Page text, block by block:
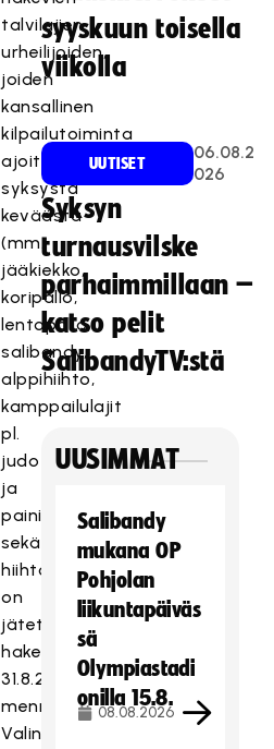
talvilajien
urheilijoiden,
joiden
kansallinen
kilpailutoiminta
ajoittuu
syksystä
keväästä
(mm.
jääkiekko,
koripallo,
lentopallo,
salibandy,
alppihiihto,
kamppailulajit
pl.
judo
ja
paini
sekä
hiihtolajit)
on
jätettävä
hakemuksensa
31.8.2025
mennessä.
Valintakokeet
syyskuun toisella
viikolla
UUTISET
06.08.2
026
Syksyn
turnausvilske
parhaimmillaan –
katso pelit
SalibandyTV:stä
UUSIMMAT
Salibandy
mukana OP
Pohjolan
liikuntapäiväs
sä
Olympiastadi
onilla 15.8.
08.08.2026